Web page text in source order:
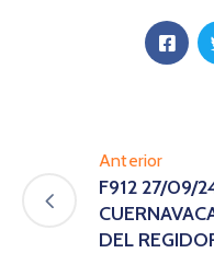
Anterior
F912 27/09/
DEL